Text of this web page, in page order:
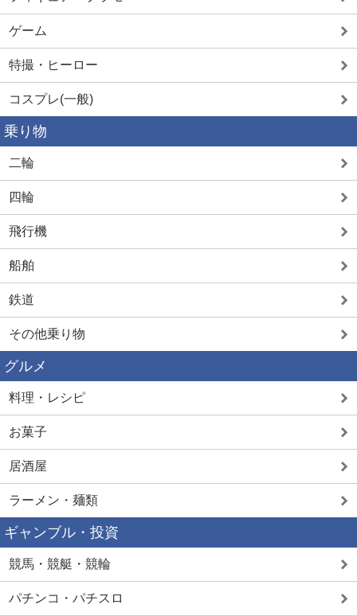
ゲーム
特撮・ヒーロー
コスプレ(一般)
乗り物
二輪
四輪
飛行機
船舶
鉄道
その他乗り物
グルメ
料理・レシピ
お菓子
居酒屋
ラーメン・麺類
ギャンブル・投資
競馬・競艇・競輪
パチンコ・パチスロ